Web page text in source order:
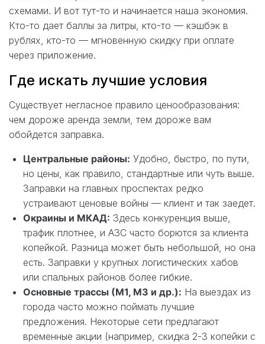
схемами. И вот тут-то и начинается наша экономия.
Кто-то дает баллы за литры, кто-то — кэшбэк в
рублях, кто-то — мгновенную скидку при оплате
через приложение.
Где искать лучшие условия
Существует негласное правило ценообразования:
чем дороже аренда земли, тем дороже вам
обойдется заправка.
Центральные районы: Удобно, быстро, по пути,
но цены, как правило, стандартные или чуть выше.
Заправки на главных проспектах редко
устраивают ценовые войны — клиент и так заедет.
Окраины и МКАД: Здесь конкуренция выше,
трафик плотнее, и АЗС часто борются за клиента
копейкой. Разница может быть небольшой, но она
есть. Заправки у крупных логистических хабов
или спальных районов более гибкие.
Основные трассы (М1, М3 и др.): На выездах из
города часто можно поймать лучшие
предложения. Некоторые сети предлагают
временные акции (например, скидка 2-3 копейки с